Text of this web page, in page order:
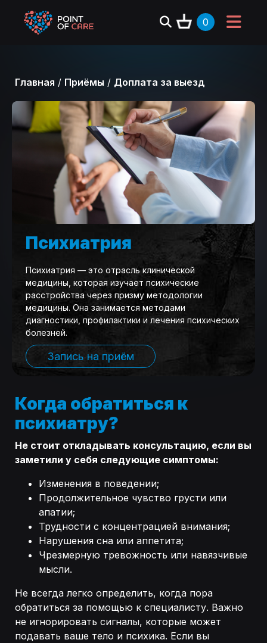
0
Главная / Приёмы / Доплата за выезд
Психиатрия
Психиатрия — это отрасль клинической
медицины, которая изучает психические
расстройства через призму методологии
медицины. Она занимается методами
диагностики, профилактики и лечения психических
болезней.
Запись на приём
Когда обратиться к
психиатру?
Не стоит откладывать консультацию, если вы
заметили у себя следующие симптомы:
Изменения в поведении;
Продолжительное чувство грусти или
апатии;
Трудности с концентрацией внимания;
Нарушения сна или аппетита;
Чрезмерную тревожность или навязчивые
мысли.
Не всегда легко определить, когда пора
обратиться за помощью к специалисту. Важно
не игнорировать сигналы, которые может
подавать ваше тело и психика. Если вы